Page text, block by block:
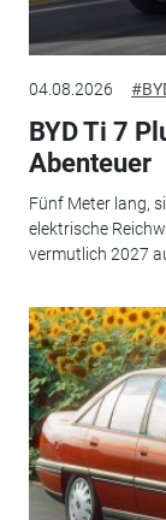
04.08.2026
BYD Ti 7
Abenteuer
Fünf Meter lang,
elektrische
vermutlich 2027